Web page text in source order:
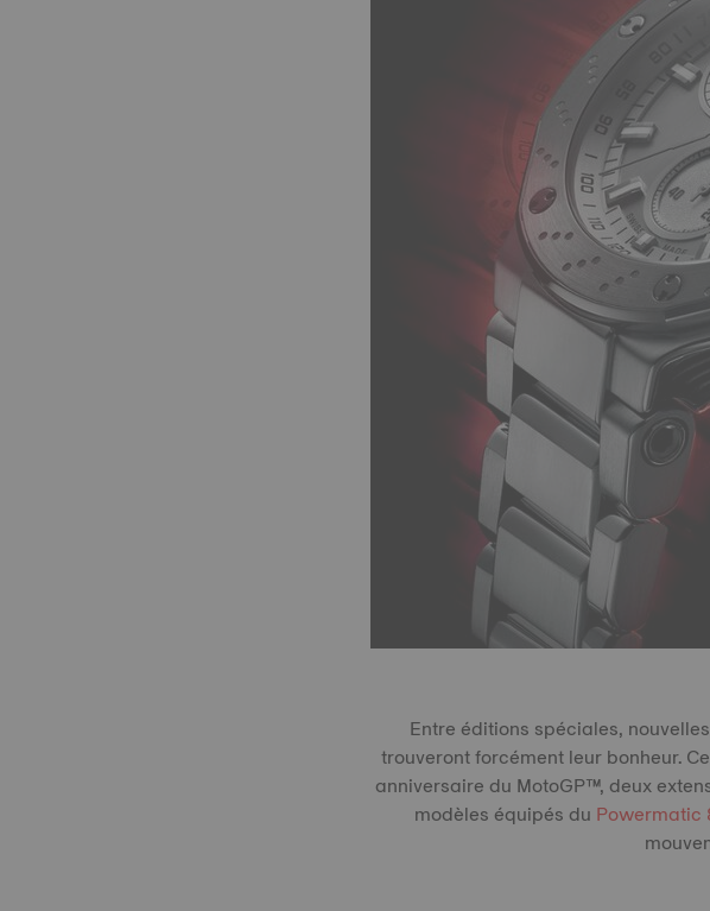
Entre éditions spéciales,
trouveront forcément leur bonheur.
anniversaire du MotoGP™, deux
modèles équipés du Powermatic